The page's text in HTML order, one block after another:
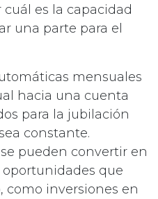
es la capacidad
una parte para el
mensuales
hacia una cuenta
para la jubilación
constante.
pueden convertir en
que
como inversiones en